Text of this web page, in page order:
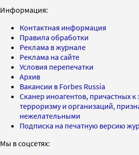
Информация:
Контактная информация
Правила обработки
Реклама в журнале
Реклама на сайте
Условия перепечатки
Архив
Вакансии в Forbes Russia
Сканер иноагентов, причастных к
терроризму и организаций,
нежелательными
Подписка на печатную версию
Мы в соцсетях: